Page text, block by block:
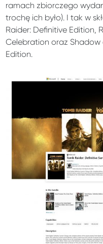
ramach zbiorczego
trochę ich było). I tak w
Raider: Definitive Edition,
Celebration oraz Shadow
Edition.